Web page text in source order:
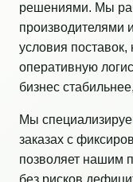
решениями. Мы
производителями
условия
оперативную
бизнес
Мы
заказах с
позволяет нашим
без рисков